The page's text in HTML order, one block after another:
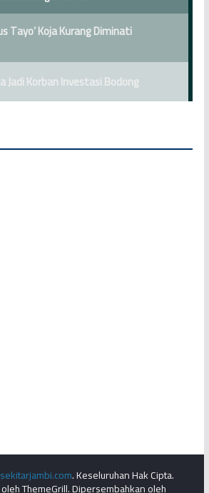
sekitarjambi.com. Keseluruhan Hak Cipta.
oleh ThemeGrill. Dipersembahkan oleh